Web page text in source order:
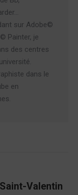
sur Adobe©
Painter, je
des centres
dans le
en
Valentin